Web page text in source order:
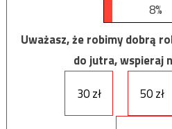
8%
Uważasz, że robimy dobrą
do jutra, wspieraj
30 zł
50 zł